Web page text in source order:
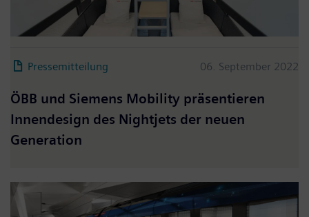
Pressemitteilung 06. September 2022
ÖBB und Siemens Mobility präsentieren
Innendesign des Nightjets der neuen
Generation